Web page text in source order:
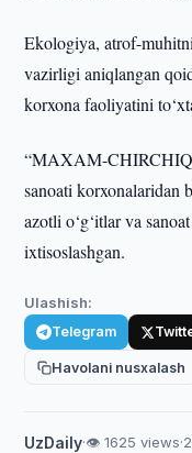
Ekologiya, atrof-
vazirligi aniqlangan
korxona faoliyatini
“MAXAM-
sanoati korxonalaridan
azotli o‘g‘itlar va
ixtisoslashgan.
Ulashish:
Telegram
Havolani nusxalash
UzDaily·👁 1625 views·